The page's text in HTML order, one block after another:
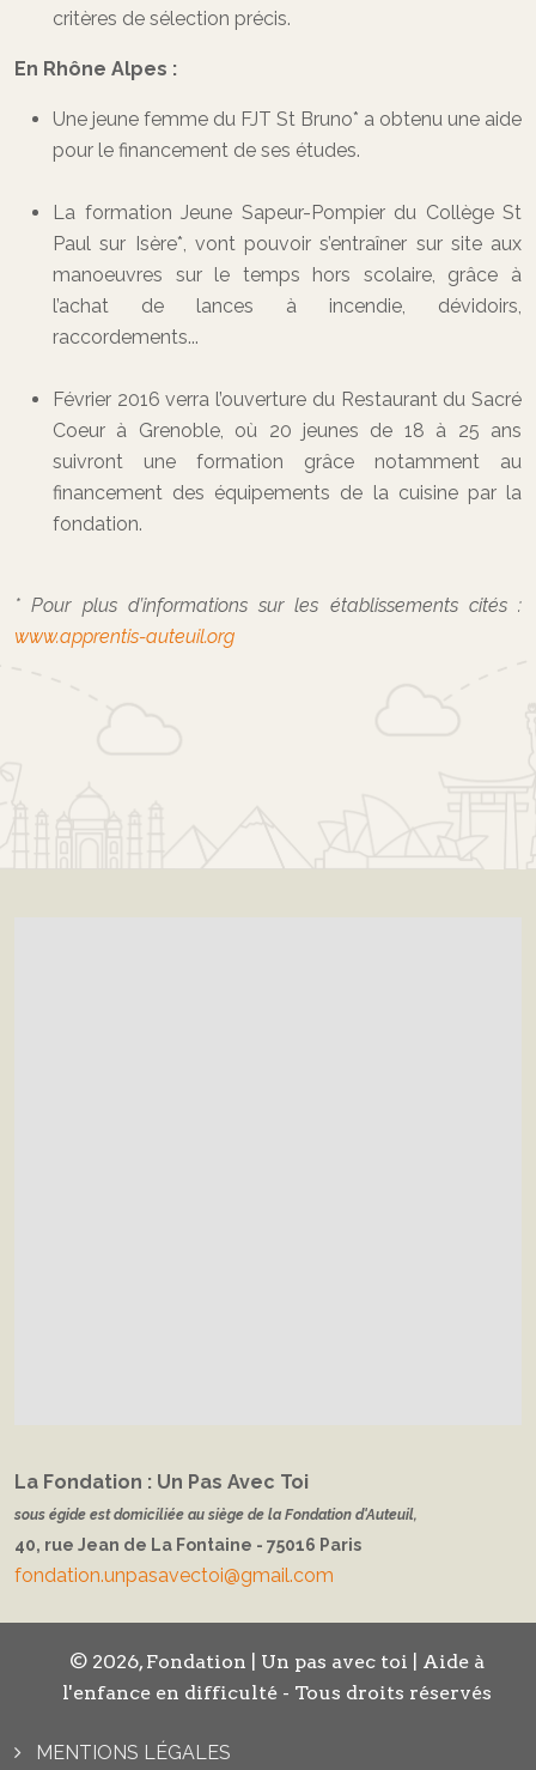
critères de sélection précis.
En Rhône Alpes :
Une jeune femme du FJT St Bruno* a obtenu une aide
pour le financement de ses études.
La formation Jeune Sapeur-Pompier du Collège St
Paul sur Isère*, vont pouvoir s’entraîner sur site aux
manoeuvres sur le temps hors scolaire, grâce à
l’achat de lances à incendie, dévidoirs,
raccordements...
Février 2016 verra l’ouverture du Restaurant du Sacré
Coeur à Grenoble, où 20 jeunes de 18 à 25 ans
suivront une formation grâce notamment au
financement des équipements de la cuisine par la
fondation.
* Pour plus d’informations sur les établissements cités :
www.apprentis-auteuil.org
La Fondation : Un Pas Avec Toi
sous égide est domiciliée au siège de la Fondation d'Auteuil,
40, rue Jean de La Fontaine - 75016 Paris
fondation.unpasavectoi@gmail.com
© 2026, Fondation | Un pas avec toi | Aide à
l'enfance en difficulté - Tous droits réservés
MENTIONS LÉGALES